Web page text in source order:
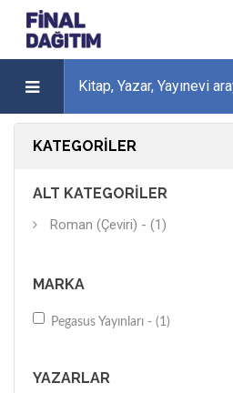
KATEGORILER
ALT KATEGORILER
Roman (Çeviri) - (1)
MARKA
Pegasus Yayınları - (1)
YAZARLAR